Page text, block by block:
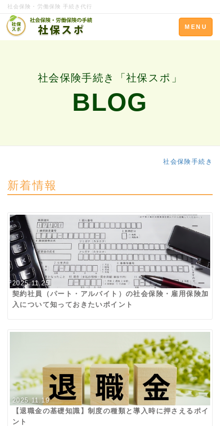
社会保険・労働保険 手続き代行
Toggle
navigation
MENU
社会保険手続き「社保スポ」
BLOG
社会保険手続き
新着情報
2025.11.25
契約社員（パート・アルバイト）の社会保険・雇用保険加
入について知っておきたいポイント
2025.11.19
【退職金の基礎知識】制度の種類と導入時に押さえるポイ
ント